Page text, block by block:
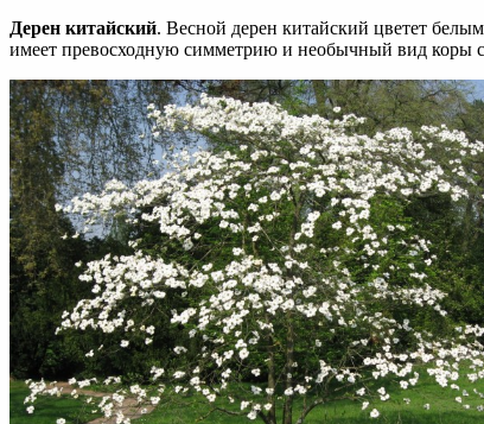
Дерен китайский. Весной дерен китайский цветет
имеет превосходную симметрию и необычный вид коры